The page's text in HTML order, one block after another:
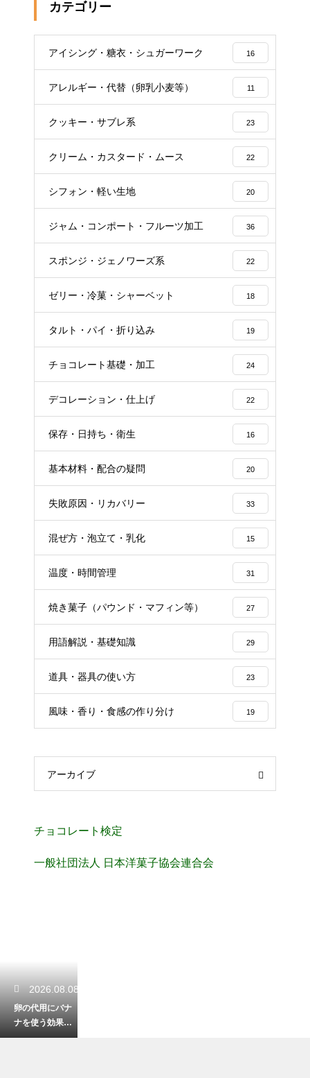
カテゴリー
アイシング・糖衣・シュガーワーク 16
アレルギー・代替（卵乳小麦等） 11
クッキー・サブレ系 23
クリーム・カスタード・ムース 22
シフォン・軽い生地 20
ジャム・コンポート・フルーツ加工 36
スポンジ・ジェノワーズ系 22
ゼリー・冷菓・シャーベット 18
タルト・パイ・折り込み 19
チョコレート基礎・加工 24
デコレーション・仕上げ 22
保存・日持ち・衛生 16
基本材料・配合の疑問 20
失敗原因・リカバリー 33
混ぜ方・泡立て・乳化 15
温度・時間管理 31
焼き菓子（パウンド・マフィン等） 27
用語解説・基礎知識 29
道具・器具の使い方 23
風味・香り・食感の作り分け 19
アーカイブ
チョコレート検定
一般社団法人 日本洋菓子協会連合会
2026.08.08
卵の代用にバナ
ナを使う効果
は？しっとり感